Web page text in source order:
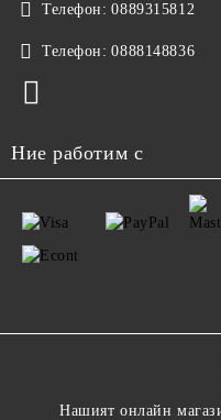
Телефон: 0889315812
Телефон: 0888148836
Ние работим с
Нашият онлайн